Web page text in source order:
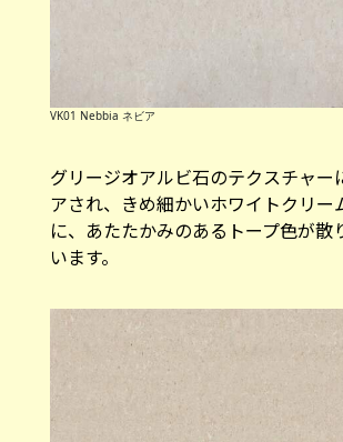
VK01 Nebbia ネビア
グリージオアルビ石のテクスチャー
アされ、きめ細かいホワイトクリー
に、あたたかみのあるトープ色が散
います。